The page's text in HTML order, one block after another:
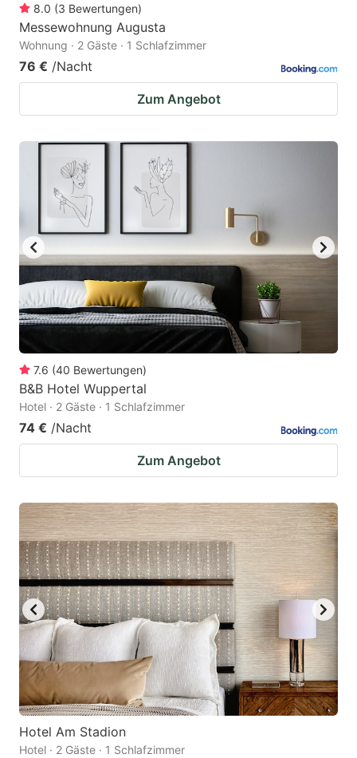
8.0 (3 Bewertungen)
Messewohnung Augusta
Wohnung · 2 Gäste · 1 Schlafzimmer
76 € /Nacht
Zum Angebot
7.6 (40 Bewertungen)
B&B Hotel Wuppertal
Hotel · 2 Gäste · 1 Schlafzimmer
74 € /Nacht
Zum Angebot
Hotel Am Stadion
Hotel · 2 Gäste · 1 Schlafzimmer